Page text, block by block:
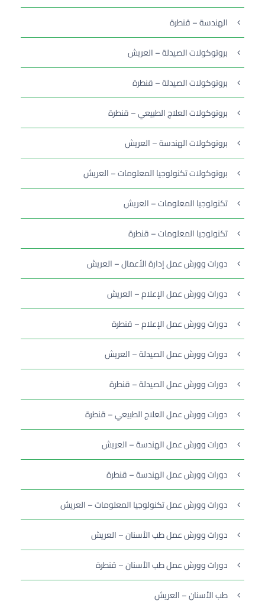
الهندسة – قنطرة
بروتوكولات الصيدلة – العريش
بروتوكولات الصيدلة – قنطرة
بروتوكولات العلاج الطبيعي – قنطرة
بروتوكولات الهندسة – العريش
بروتوكولات تكنولوجيا المعلومات – العريش
تكنولوجيا المعلومات – العريش
تكنولوجيا المعلومات – قنطرة
دورات وورش عمل إدارة الأعمال – العريش
دورات وورش عمل الإعلام – العريش
دورات وورش عمل الإعلام – قنطرة
دورات وورش عمل الصيدلة – العريش
دورات وورش عمل الصيدلة – قنطرة
دورات وورش عمل العلاج الطبيعي – قنطرة
دورات وورش عمل الهندسة – العريش
دورات وورش عمل الهندسة – قنطرة
دورات وورش عمل تكنولوجيا المعلومات – العريش
دورات وورش عمل طب الأسنان – العريش
دورات وورش عمل طب الأسنان – قنطرة
طب الأسنان – العريش